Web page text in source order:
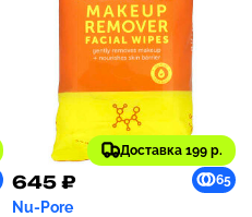
Доставка 199 р.
645 ₽ 65
Nu-Pore